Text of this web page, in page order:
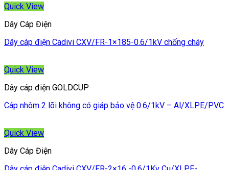
Quick View
Dây Cáp Điện
Dây cáp điện Cadivi CXV/FR-1×185-0.6/1kV chống cháy
Quick View
Dây cáp điện GOLDCUP
Cáp nhôm 2 lõi không có giáp bảo vệ 0.6/1kV – Al/XLPE/PVC
Quick View
Dây Cáp Điện